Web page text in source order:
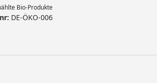
Bio-Produkte
DE-ÖKO-006